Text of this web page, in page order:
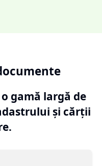
gamă largă de
și cărții